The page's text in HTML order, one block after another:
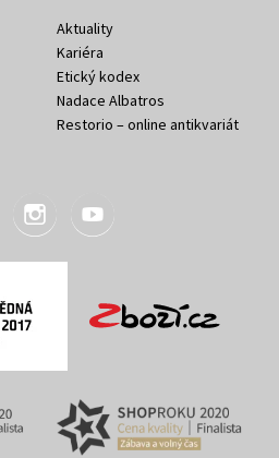
Aktuality
Kariéra
Etický kodex
Nadace Albatros
Restorio – online antikvariát